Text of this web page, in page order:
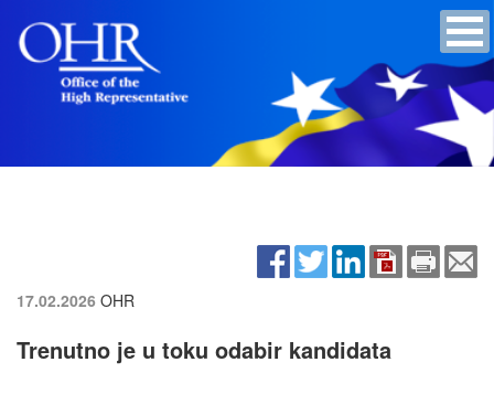
17.02.2026 OHR
Trenutno je u toku odabir kandidata